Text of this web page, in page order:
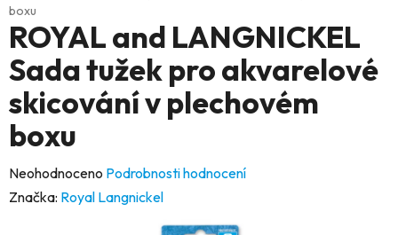
boxu
ROYAL and LANGNICKEL
Sada tužek pro akvarelové
skicování v plechovém
boxu
Průměrné
hodnocení
Neohodnoceno Podrobnosti hodnocení
Značka: Royal Langnickel